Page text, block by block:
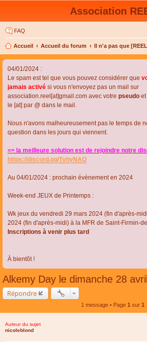
Association
FAQ
Accueil Accueil du forum Il n'a pas que
04/01/2024 :
Le spam est tel que vous pouvez considérer que
jamais activé si vous n'envoyez pas un mail sur
association.reel[at]gmail.com avec votre pseudo et
le [at] par @ dans le mail.
Nous n'avons malheureusement pas le temps de
question dans les jours qui viennent.
=> la meilleure solution est de rejoindre notre
https://discord.gg/TvhyNAQ
Au 04/01/2024 : prochain évènement en 2024
Week-end JEUX de Printemps :
Wk jeux du vendredi 29 mars 2024 (fin d'après-
2024 (fin d'après-midi) à la MFR de Saint-Firmin-
Inscriptions à venir plus tard
À bientôt !
Alkemy Day le dimanche 28 avril
Répondre
1 message • Page 1 sur 1
Auteur du sujet
nicoleblond